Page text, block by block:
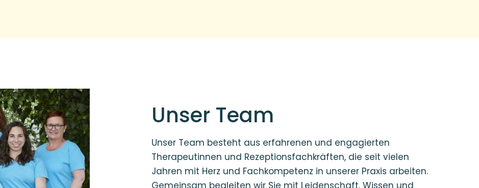
Unser Team
Unser Team besteht aus erfahrenen und engagierten
Therapeutinnen und Rezeptionsfachkräften, die seit vielen
Jahren mit Herz und Fachkompetenz in unserer Praxis arbeiten.
Gemeinsam begleiten wir Sie mit Leidenschaft, Wissen und